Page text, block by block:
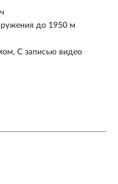
до 1950 м
С записью видео